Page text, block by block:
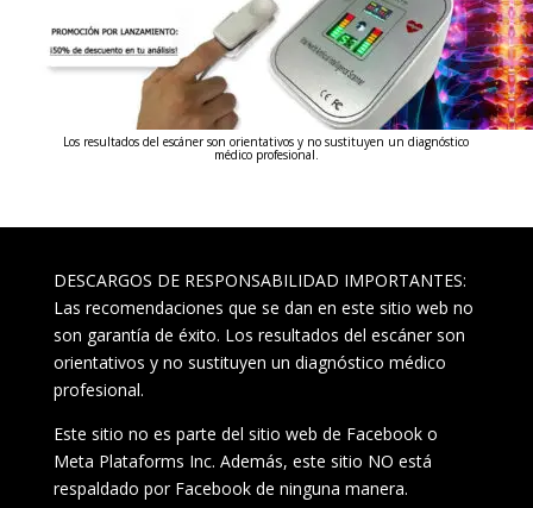
Los resultados del escáner son orientativos y no sustituyen un diagnóstico
médico profesional.
DESCARGOS DE RESPONSABILIDAD IMPORTANTES:
Las recomendaciones que se dan en este sitio web no
son garantía de éxito. Los resultados del escáner son
orientativos y no sustituyen un diagnóstico médico
profesional.
Este sitio no es parte del sitio web de Facebook o
Meta Plataforms Inc. Además, este sitio NO está
respaldado por Facebook de ninguna manera.